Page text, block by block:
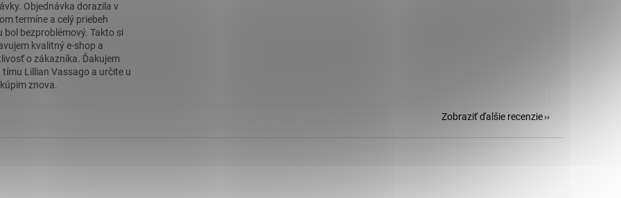
Objednávka dorazila v
termíne a celý priebeh
bol bezproblémový. Takto si
kvalitný e-shop a
o zákazníka. Ďakujem
tímu Lillian Vassago a určite u
znova.
Zobraziť ďalšie recenzie